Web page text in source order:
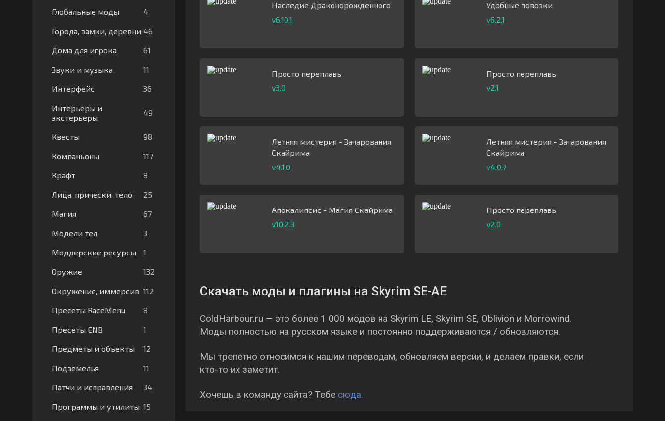
Глобальные моды 4
Города, замки, деревни 46
Дома для игрока 61
Звуки и музыка 11
Интерфейс 36
Интерьеры и
экстерьеры
49
Квесты 98
Компаньоны 117
Крафт 8
Лица, прически, тело 25
Магия 67
Модели тел 3
Моддерские ресурсы 1
Оружие 132
Окружение, иммерсив 112
Пресеты RaceMenu 8
Пресеты ENB 1
Предметы и объекты 12
Подземелья 11
Патчи и исправления 34
Программы и утилиты 15
Наследие Драконорожденного
v6.10.1
Удобные повозки
v6.2.1
Просто переплавь
v3.0
Просто переплавь
v2.1
Летняя мистерия - Зачарования
Скайрима
v4.1.0
Летняя мистерия - Зачарования
Скайрима
v4.0.7
Апокалипсис - Магия Скайрима
v10.2.3
Просто переплавь
v2.0
Скачать моды и плагины на Skyrim SE-AE
ColdHarbour.ru — это более 1 000 модов на Skyrim LE, Skyrim SE, Oblivion и Morrowind.
Моды полностью на русском языке и постоянно поддерживаются / обновляются.
Мы трепетно относимся к нашим переводам, обновляем версии, и делаем правки, если
кто-то их заметит.
Хочешь в команду сайта? Тебе сюда.